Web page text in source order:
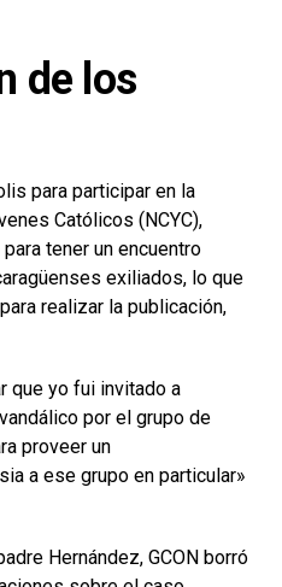
de los
para participar en la
Católicos (NCYC),
tener un encuentro
exiliados, lo que
realizar la publicación,
que yo fui invitado a
por el grupo de
proveer un
a ese grupo en particular»
Hernández, GCON borró